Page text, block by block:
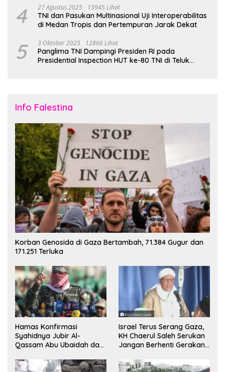
4 27 Agustus 2025 13945 Lihat
TNI dan Pasukan Multinasional Uji Interoperabilitas
di Medan Tropis dan Pertempuran Jarak Dekat
5 3 Oktober 2025 12866 Lihat
Panglima TNI Dampingi Presiden RI pada
Presidential Inspection HUT ke-80 TNI di Teluk
Info Falestina
Korban Genosida di Gaza Bertambah, 71.384 Gugur dan
171.251 Terluka
Hamas Konfirmasi
Syahidnya Jubir Al-
Qassam Abu Ubaidah dan
Sinwar
Israel Terus Serang Gaza,
KH Chaerul Saleh Serukan
Jangan Berhenti Gerakan